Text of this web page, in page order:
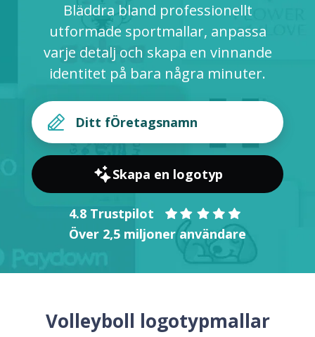
Om Oss
Blogg
LOGGA IN
Bläddra bland professionellt
utformade sportmallar, anpassa
varje detalj och skapa en vinnande
identitet på bara några minuter.
Skapa en logotyp
4.8 Trustpilot
Över 2,5 miljoner användare
Volleyboll logotypmallar